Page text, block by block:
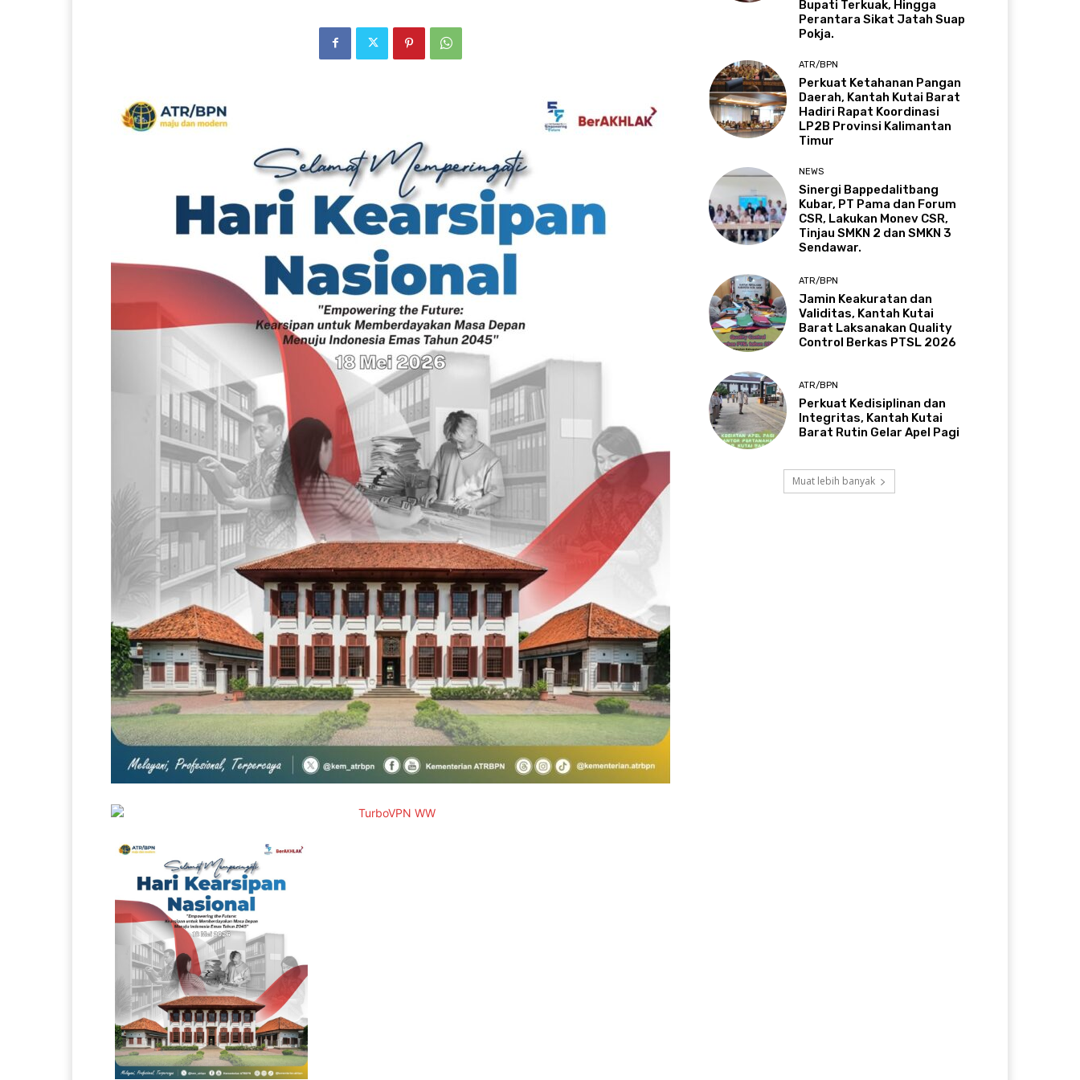
Bupati Terkuak, Hingga
Perantara Sikat Jatah Suap
Pokja.
ATR/BPN
Perkuat Ketahanan Pangan
Daerah, Kantah Kutai Barat
Hadiri Rapat Koordinasi
LP2B Provinsi Kalimantan
Timur
NEWS
Sinergi Bappedalitbang
Kubar, PT Pama dan Forum
CSR, Lakukan Monev CSR,
Tinjau SMKN 2 dan SMKN 3
Sendawar.
ATR/BPN
Jamin Keakuratan dan
Validitas, Kantah Kutai
Barat Laksanakan Quality
Control Berkas PTSL 2026
ATR/BPN
Perkuat Kedisiplinan dan
Integritas, Kantah Kutai
Barat Rutin Gelar Apel Pagi
Muat lebih banyak